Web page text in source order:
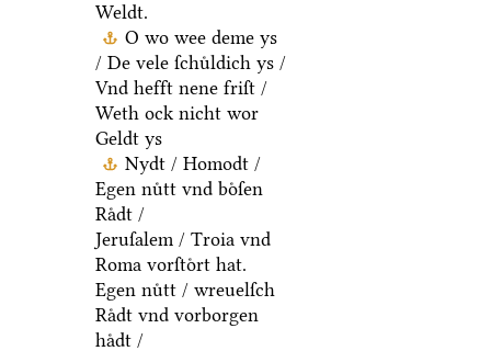
Weldt.
O wo wee deme ys
/ De vele ſchuͤldich ys /
Vnd hefft nene friſt /
Weth ock nicht wor
Geldt ys
Nydt / Homodt /
Egen nuͤtt vnd boͤſen
Raͤdt /
Jeruſalem / Troia vnd
Roma vorſtoͤrt hat.
Egen nuͤtt / wreuelſch
Raͤdt vnd vorborgen
haͤdt /